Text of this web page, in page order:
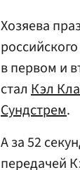
Хозяева
в первом и
стал Кэл
Сундстрем.
А за 52
передачей